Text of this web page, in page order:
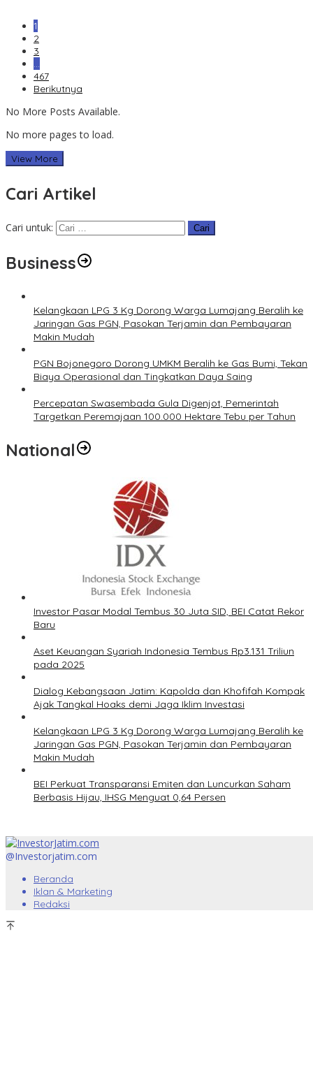
1
2
3
…
467
Berikutnya
No More Posts Available.
No more pages to load.
View More
Cari Artikel
Cari untuk:
Business
Kelangkaan LPG 3 Kg Dorong Warga Lumajang Beralih ke
Jaringan Gas PGN, Pasokan Terjamin dan Pembayaran
Makin Mudah
PGN Bojonegoro Dorong UMKM Beralih ke Gas Bumi, Tekan
Biaya Operasional dan Tingkatkan Daya Saing
Percepatan Swasembada Gula Digenjot, Pemerintah
Targetkan Peremajaan 100.000 Hektare Tebu per Tahun
National
Investor Pasar Modal Tembus 30 Juta SID, BEI Catat Rekor
Baru
Aset Keuangan Syariah Indonesia Tembus Rp3.131 Triliun
pada 2025
Dialog Kebangsaan Jatim: Kapolda dan Khofifah Kompak
Ajak Tangkal Hoaks demi Jaga Iklim Investasi
Kelangkaan LPG 3 Kg Dorong Warga Lumajang Beralih ke
Jaringan Gas PGN, Pasokan Terjamin dan Pembayaran
Makin Mudah
BEI Perkuat Transparansi Emiten dan Luncurkan Saham
Berbasis Hijau, IHSG Menguat 0,64 Persen
@Investorjatim.com
Beranda
Iklan & Marketing
Redaksi